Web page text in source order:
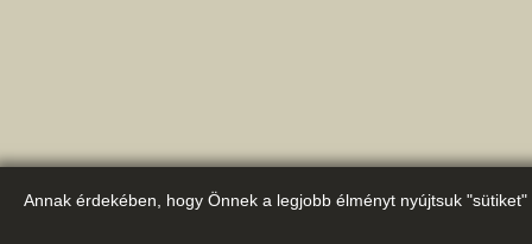
Annak érdekében, hogy Önnek a legjobb élményt nyújtsuk